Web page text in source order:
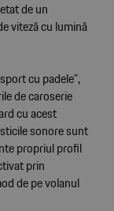
de un
viteză cu lumină
cu padele”,
de caroserie
cu acest
sonore sunt
propriul profil
prin
de pe volanul